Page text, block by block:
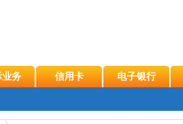
务 信用卡 电子银行